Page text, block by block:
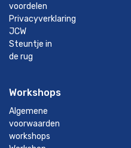
voordelen
Privacyverklaring
JCW
Steuntje in
de rug
Workshops
Algemene
voorwaarden
workshops